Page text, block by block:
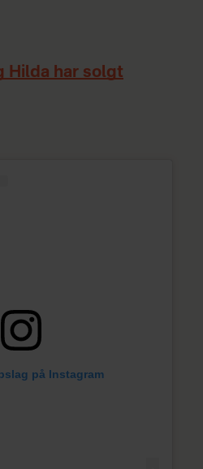
Hilda har solgt
på Instagram